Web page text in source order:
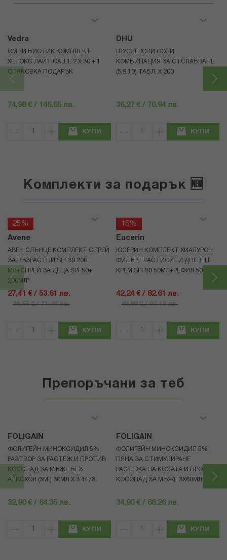
Vedra
ОМНИ БИОТИК КОМПЛЕКТ
ХЕТОКС ЛАЙТ САШЕ 2 X 30 + 1
ОПАКОВКА ПОДАРЪК
74,98 € / 146.65 лв.
КУПИ
DHU
ШУСЛЕРОВИ СОЛИ
КОМБИНАЦИЯ ЗА ОТСЛАБВАНЕ
(5,9,10) ТАБЛ. X 200
36,27 € / 70.94 лв.
КУПИ
Комплекти за подарък 🆕
25%
Avene
АВЕН СЛЪНЦЕ КОМПЛЕКТ СПРЕЙ
ЗА ВЪЗРАСТНИ SPF30 200
МЛ+СПРЕЙ ЗА ДЕЦА SPF50+
200МЛ*
27,41 € / 53.61 лв.
36,55 € / 71.49 лв.
КУПИ
15%
Eucerin
ЮСЕРИН КОМПЛЕКТ ХИАЛУРОН
ФИЛЪР ЕЛАСТИСИТИ ДНЕВЕН
КРЕМ SPF30 50МЛ+РЕФИЛ 50МЛ
42,24 € / 82.61 лв.
49,69 € / 97.19 лв.
КУПИ
Препоръчани за теб
FOLIGAIN
ФОЛИГЕЙН МИНОКСИДИЛ 5%
РАЗТВОР ЗА РАСТЕЖ И ПРОТИВ
КОСОПАД ЗА МЪЖЕ БЕЗ
АЛКОХОЛ (3М.) 60МЛ X 3 4473
32,90 € / 64.35 лв.
КУПИ
FOLIGAIN
ФОЛИГЕЙН МИНОКСИДИЛ 5%
ПЯНА ЗА СТИМУЛИРАНЕ
РАСТЕЖА НА КОСАТА И ПРОТИВ
КОСОПАД ЗА МЪЖЕ 3X60МЛ 4472
34,90 € / 68.26 лв.
КУПИ